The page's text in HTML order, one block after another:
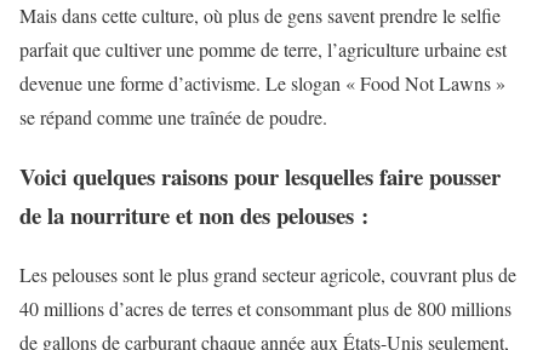
Mais dans cette culture, où plus de gens savent prendre le selfie
parfait que cultiver une pomme de terre, l’agriculture urbaine est
devenue une forme d’activisme. Le slogan « Food Not Lawns »
se répand comme une traînée de poudre.
Voici quelques raisons pour lesquelles faire pousser
de la nourriture et non des pelouses :
Les pelouses sont le plus grand secteur agricole, couvrant plus de
40 millions d’acres de terres et consommant plus de 800 millions
de gallons de carburant chaque année aux États-Unis seulement,